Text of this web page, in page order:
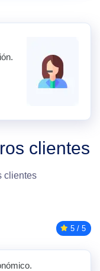
clientes
clientes
5 / 5